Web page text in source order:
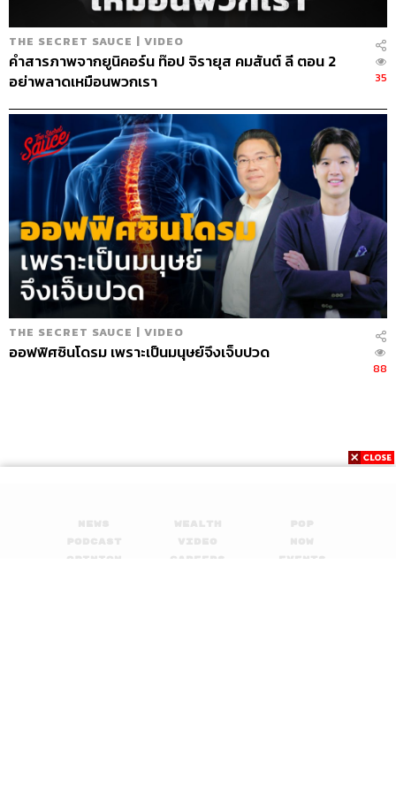
THE SECRET SAUCE | VIDEO
คำสารภาพจากยูนิคอร์น ท๊อป จิรายุส คมสันต์ ลี ตอน 2
อย่าพลาดเหมือนพวกเรา
35
THE SECRET SAUCE | VIDEO
ออฟฟิศซินโดรม เพราะเป็นมนุษย์จึงเจ็บปวด
88
Opinion
Careers
Events